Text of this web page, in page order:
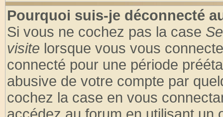
Pourquoi suis-je déconnecté
Si vous ne cochez pas la case
visite lorsque vous vous
connecté pour une période
abusive de votre compte par
cochez la case en vous